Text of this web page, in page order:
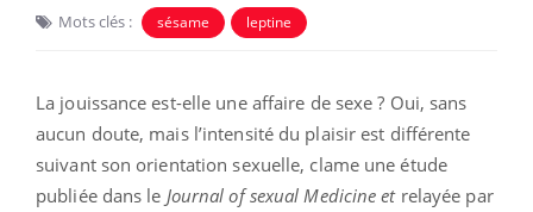
Mots clés : sésame leptine
La jouissance est-elle une affaire de sexe ? Oui, sans
aucun doute, mais l’intensité du plaisir est différente
suivant son orientation sexuelle, clame une étude
publiée dans le Journal of sexual Medicine et relayée par